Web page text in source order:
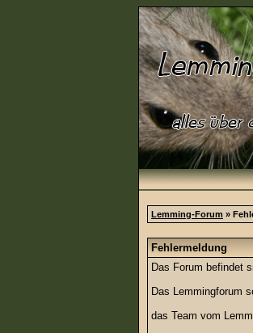
Lemming-Forum »
Fehlermeldung
Das Forum befindet
Das Lemmingforum
das Team vom